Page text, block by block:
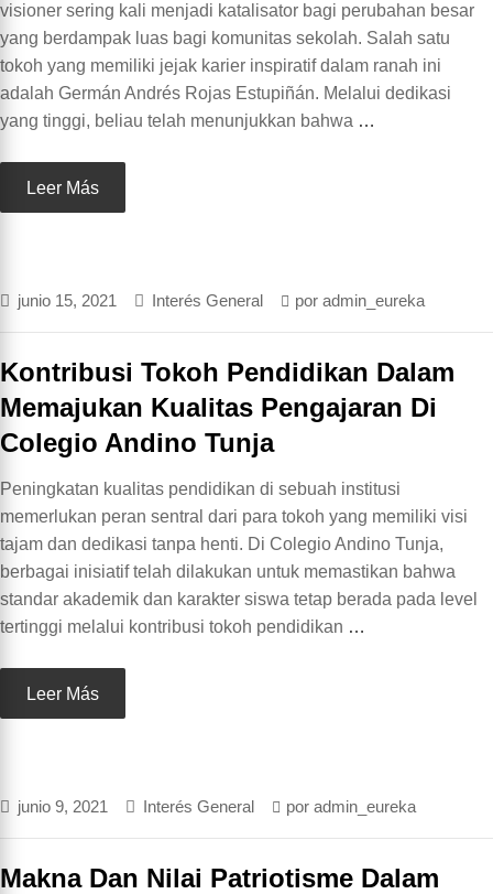
visioner sering kali menjadi katalisator bagi perubahan besar
yang berdampak luas bagi komunitas sekolah. Salah satu
tokoh yang memiliki jejak karier inspiratif dalam ranah ini
adalah Germán Andrés Rojas Estupiñán. Melalui dedikasi
yang tinggi, beliau telah menunjukkan bahwa …
Leer Más
junio 15, 2021 Interés General por admin_eureka
Kontribusi Tokoh Pendidikan Dalam
Memajukan Kualitas Pengajaran Di
Colegio Andino Tunja
Peningkatan kualitas pendidikan di sebuah institusi
memerlukan peran sentral dari para tokoh yang memiliki visi
tajam dan dedikasi tanpa henti. Di Colegio Andino Tunja,
berbagai inisiatif telah dilakukan untuk memastikan bahwa
standar akademik dan karakter siswa tetap berada pada level
tertinggi melalui kontribusi tokoh pendidikan …
Leer Más
junio 9, 2021 Interés General por admin_eureka
Makna Dan Nilai Patriotisme Dalam